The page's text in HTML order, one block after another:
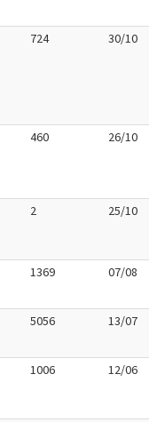
724 30/10
460 26/10
2 25/10
1369 07/08
5056 13/07
1006 12/06